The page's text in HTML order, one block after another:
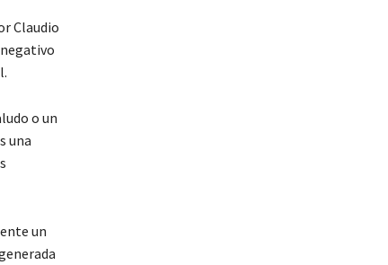
Claudio
o un
una
un